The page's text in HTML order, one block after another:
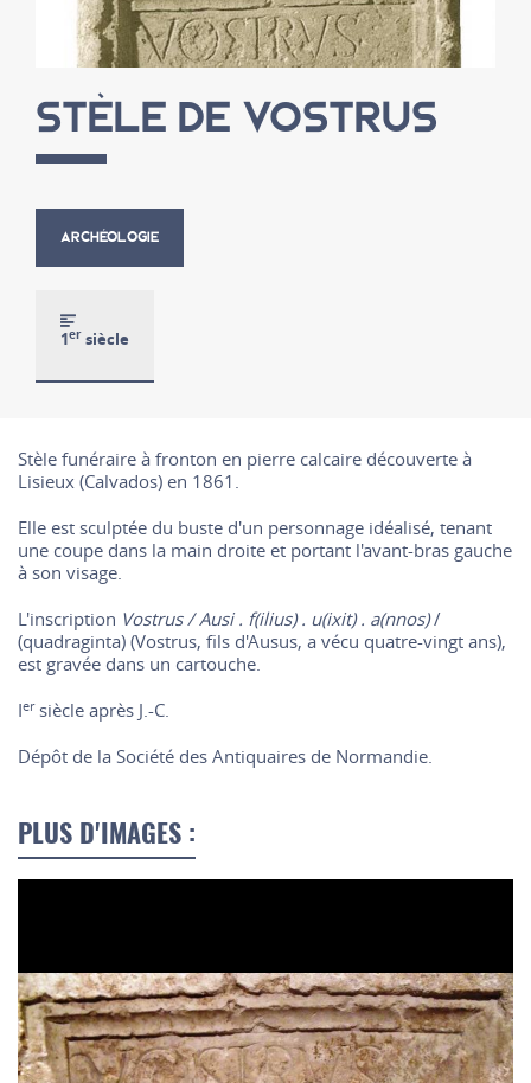
STÈLE DE VOSTRUS
ARCHÉOLOGIE
1er siècle
Stèle funéraire à fronton en pierre calcaire découverte à
Lisieux (Calvados) en 1861.
Elle est sculptée du buste d'un personnage idéalisé, tenant
une coupe dans la main droite et portant l'avant-bras gauche
à son visage.
L'inscription Vostrus / Ausi . f(ilius) . u(ixit) . a(nnos)/
(quadraginta) (Vostrus, fils d'Ausus, a vécu quatre-vingt ans),
est gravée dans un cartouche.
Iersiècle après J.-C.
Dépôt de la Société des Antiquaires de Normandie.
PLUS D'IMAGES :